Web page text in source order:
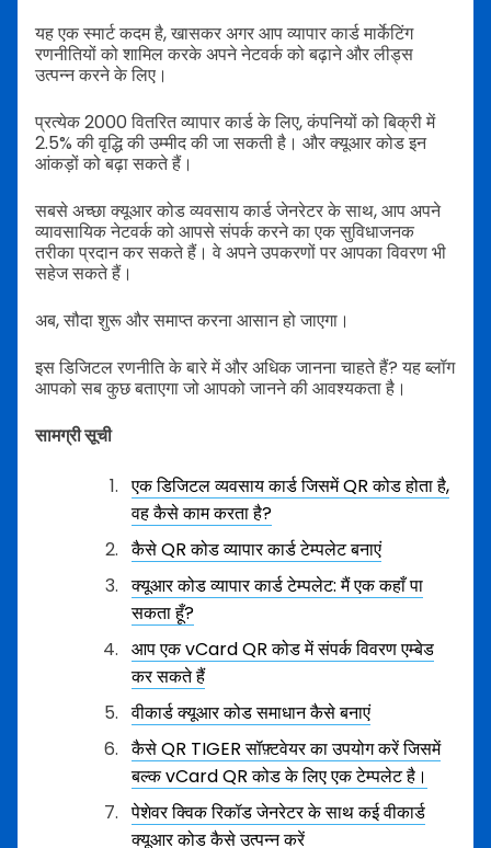
यह एक स्मार्ट कदम है, खासकर अगर आप व्यापार कार्ड मार्केटिंग
रणनीतियों को शामिल करके अपने नेटवर्क को बढ़ाने और लीड्स
उत्पन्न करने के लिए।
प्रत्येक 2000 वितरित व्यापार कार्ड के लिए, कंपनियों को बिक्री में
2.5% की वृद्धि की उम्मीद की जा सकती है। और क्यूआर कोड इन
आंकड़ों को बढ़ा सकते हैं।
सबसे अच्छा क्यूआर कोड व्यवसाय कार्ड जेनरेटर के साथ, आप अपने
व्यावसायिक नेटवर्क को आपसे संपर्क करने का एक सुविधाजनक
तरीका प्रदान कर सकते हैं। वे अपने उपकरणों पर आपका विवरण भी
सहेज सकते हैं।
अब, सौदा शुरू और समाप्त करना आसान हो जाएगा।
इस डिजिटल रणनीति के बारे में और अधिक जानना चाहते हैं? यह ब्लॉग
आपको सब कुछ बताएगा जो आपको जानने की आवश्यकता है।
सामग्री सूची
एक डिजिटल व्यवसाय कार्ड जिसमें QR कोड होता है,
वह कैसे काम करता है?
कैसे QR कोड व्यापार कार्ड टेम्पलेट बनाएं
क्यूआर कोड व्यापार कार्ड टेम्पलेट: मैं एक कहाँ पा
सकता हूँ?
आप एक vCard QR कोड में संपर्क विवरण एम्बेड
कर सकते हैं
वीकार्ड क्यूआर कोड समाधान कैसे बनाएं
कैसे QR TIGER सॉफ़्टवेयर का उपयोग करें जिसमें
बल्क vCard QR कोड के लिए एक टेम्पलेट है।
पेशेवर क्विक रिकॉड जेनरेटर के साथ कई वीकार्ड
क्यूआर कोड कैसे उत्पन्न करें